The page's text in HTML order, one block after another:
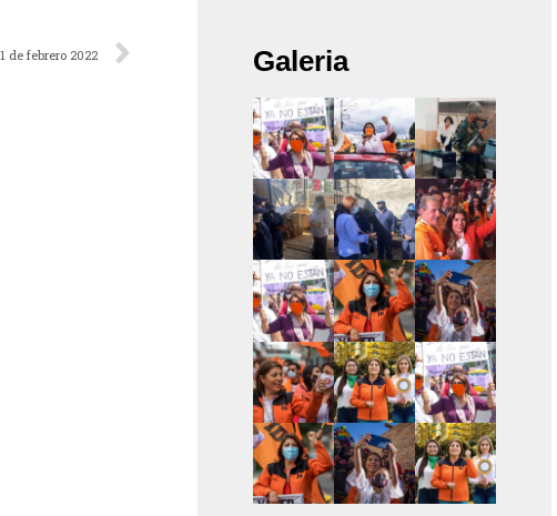
de febrero 2022 Galeria